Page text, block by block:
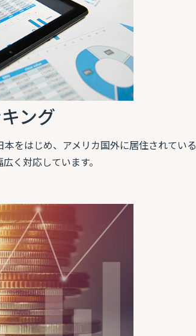
ング
をはじめ、アメリカ国外に居住されて
く対応しています。